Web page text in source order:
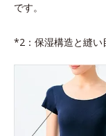
です。
*2：保湿構造と縫い